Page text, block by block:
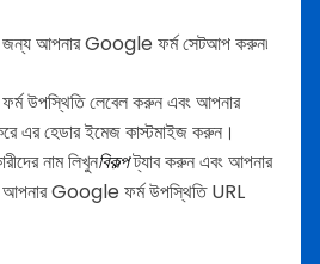
জন্য আপনার Google ফর্ম সেটআপ করুন৷
উপস্থিতি লেবেল করুন এবং আপনার
এর হেডার ইমেজ কাস্টমাইজ করুন।
নাম লিখুনবিকল্পট্যাব করুন এবং আপনার
আপনার Google ফর্ম উপস্থিতি URL